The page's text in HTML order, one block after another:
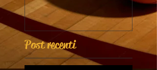
Post recenti